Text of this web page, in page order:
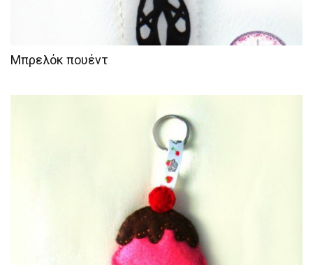
Μπρελόκ πουέντ